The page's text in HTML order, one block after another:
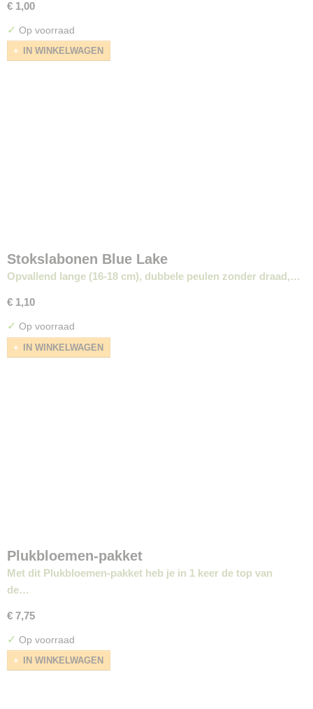
€ 1,00
✓ Op voorraad
IN WINKELWAGEN
Stokslabonen Blue Lake
Opvallend lange (16-18 cm), dubbele peulen zonder draad,…
€ 1,10
✓ Op voorraad
IN WINKELWAGEN
Plukbloemen-pakket
Met dit Plukbloemen-pakket heb je in 1 keer de top van
de…
€ 7,75
✓ Op voorraad
IN WINKELWAGEN